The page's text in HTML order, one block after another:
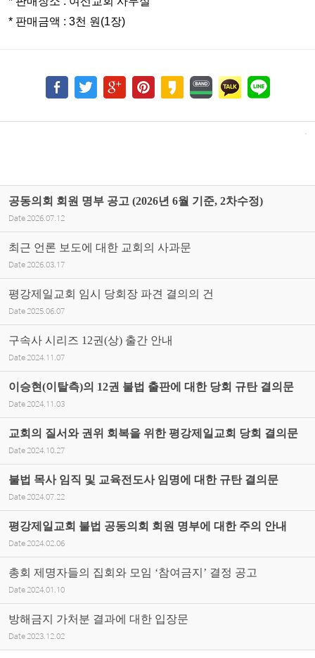
* 판매금액 : 3천 원(1장)
공동의회 회원 명부 공고 (2026년 6월 기준, 2차수정)
Date 2026.07.12
최근 언론 보도에 대한 교회의 사과문
Date 2026.03.17
평강제일교회 임시 당회장 파견 결의의 건
Date 2025.06.07
구속사 시리즈 12권(상) 출간 안내
Date 2024.11.07
이승현(이탈측)의 12권 불법 출판에 대한 당회 규탄 결의문
Date 2024.11.03
교회의 질서와 권위 회복을 위한 평강제일교회 당회 결의문
Date 2024.10.27
불법 목사 임직 및 교육전도사 임명에 대한 규탄 결의문
Date 2024.07.22
평강제일교회 불법 공동의회 회원 명부에 대한 주의 안내
Date 2024.02.06
총회 제명자들의 집회와 모임 ‘참여금지’ 결정 공고
Date 2024.01.10
방해금지 가처분 결과에 대한 입장문
Date 2023.12.02